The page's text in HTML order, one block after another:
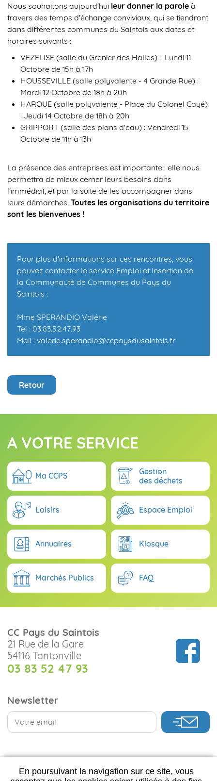
En poursuivant la navigation sur ce site, vous
Nous souhaitons aujourd'hui leur donner la parole à
travers des temps d'échange conviviaux, qui se tiendront
dans différentes communes du Saintois aux dates et
horaires suivants :
VEZELISE (salle du Grenier des Halles) : Lundi 11
Octobre de 15h à 17h
HOUSSEVILLE (salle polyvalente - 4 Grande Rue) :
Mardi 12 Octobre de 18h à 20h
HAROUE (salle polyvalente - Place du Colonel Cayé)
: Jeudi 14 Octobre de 18h à 20h
GRIPPORT (salle des plans d'eau) : Vendredi 15
Octobre de 11h à 13h
La présence des entreprises est importante : elle nous
permettra de mieux cerner leurs besoins dans
l'immédiat, et par la suite de les accompagner dans
leurs démarches. Toutes les organisations du territoire
sont les bienvenues !
Pour plus d'informations sur ces rencontres, vous
pouvez contacter le service Emploi et Insertion de
la Communauté de Communes du Pays du
Saintois :
Mme SPERANDIO Valérie
Tel : 03.83.52.47.93
Mail : valerie.sperandio@ccpaysdusaintois.fr
Retour
A VOTRE SERVICE
Ma CCPS
Gestion
des déchets
Loisirs Espace Emploi
Annuaires Kiosque
Marchés Publics FAQ
CC Pays du Saintois
21 Rue de la Gare
54116 Tantonville
03 83 52 47 93
Newsletter
CONTACTEZ-NOUS